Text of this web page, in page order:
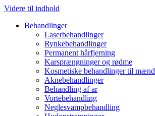
Videre til indhold
Behandlinger
Laserbehandlinger
Rynkebehandlinger
Permanent hårfjerning
Karsprængninger og rødme
Kosmetiske behandlinger til mænd
Aknebehandlinger
Behandling af ar
Vortebehandling
Neglesvampbehandling